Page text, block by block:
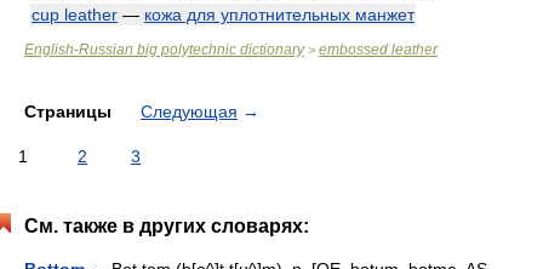
cup leather — кожа для уплотнительных манжет
English-Russian big polytechnic dictionary> embossed leather
Страницы Следующая →
1 2 3
См. также в других словарях: